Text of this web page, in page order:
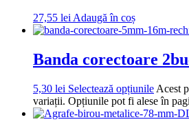
27,55 lei Adaugă în coș
Banda corectoare
5,30 lei Selectează opțiunile Acest
variații. Opțiunile pot fi alese în